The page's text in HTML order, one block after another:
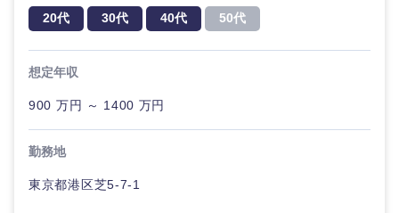
20代 30代 40代 50代
想定年収
900 万円 ～ 1400 万円
勤務地
東京都港区芝5-7-1